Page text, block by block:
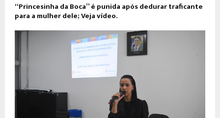
“Princesinha da Boca” é punida após dedurar traficante
para a mulher dele; Veja vídeo.